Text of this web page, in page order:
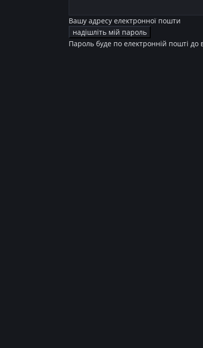
Вашу адресу електронної пошти
Пароль буде по електронній пошті до